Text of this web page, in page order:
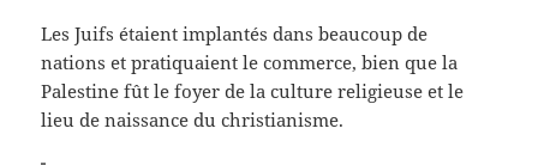
Les Juifs étaient implantés dans beaucoup de
nations et pratiquaient le commerce, bien que la
Palestine fût le foyer de la culture religieuse et le
lieu de naissance du christianisme.